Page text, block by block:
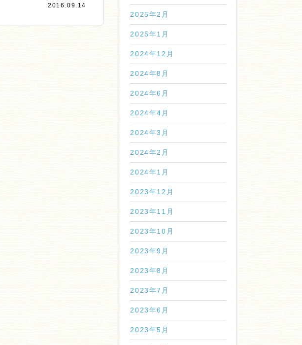
2016.09.14
2025年2月
2025年1月
2024年12月
2024年8月
2024年6月
2024年4月
2024年3月
2024年2月
2024年1月
2023年12月
2023年11月
2023年10月
2023年9月
2023年8月
2023年7月
2023年6月
2023年5月